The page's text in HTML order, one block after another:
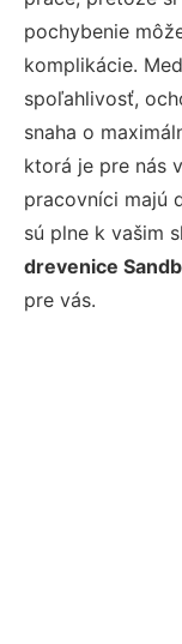
pochybenie
komplikácie.
spoľahlivosť,
snaha o
ktorá je pre nás
pracovníci majú
sú plne k vašim
drevenice
pre vás.